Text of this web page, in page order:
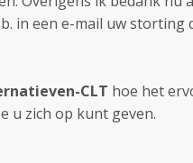
in een e-mail uw storting
CLT hoe het
u zich op kunt geven.